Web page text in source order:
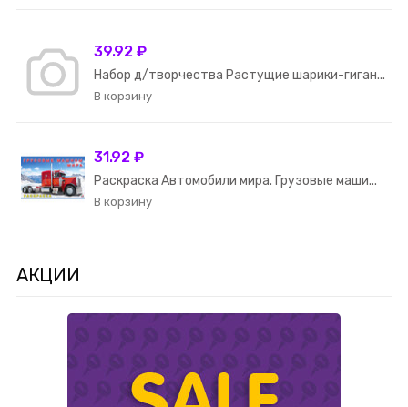
39.92 ₽
Набор д/творчества Растущие шарики-гиган...
31.92 ₽
Раскраска Автомобили мира. Грузовые маши...
АКЦИИ